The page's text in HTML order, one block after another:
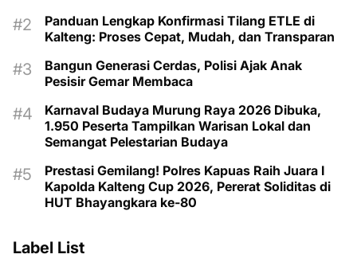
Panduan Lengkap Konfirmasi Tilang ETLE di
Kalteng: Proses Cepat, Mudah, dan Transparan
Bangun Generasi Cerdas, Polisi Ajak Anak
Pesisir Gemar Membaca
Karnaval Budaya Murung Raya 2026 Dibuka,
1.950 Peserta Tampilkan Warisan Lokal dan
Semangat Pelestarian Budaya
Prestasi Gemilang! Polres Kapuas Raih Juara I
Kapolda Kalteng Cup 2026, Pererat Soliditas di
HUT Bhayangkara ke-80
Label List